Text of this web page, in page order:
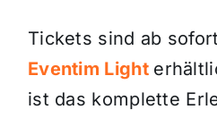
Tickets sind ab
Eventim Light
ist das komplette